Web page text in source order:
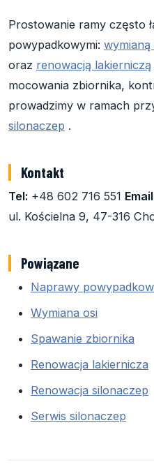
Prostowanie ramy często
powypadkowymi: wymianą
oraz renowacją lakierniczą
mocowania zbiornika,
prowadzimy w ramach
silonaczep .
Kontakt
Tel: +48 602 716 551
ul. Kościelna 9, 47-316
Powiązane
Naprawy
Wymiana osi
Spawanie zbiornika
Renowacja lakiernicza
Renowacja silonaczep
Serwis silonaczep